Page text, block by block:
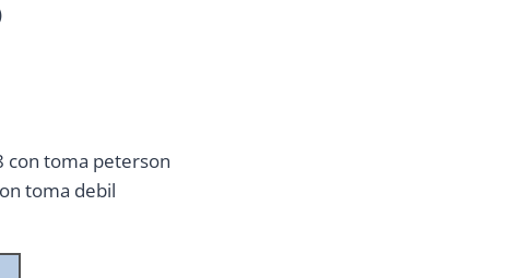
con toma peterson
toma debil